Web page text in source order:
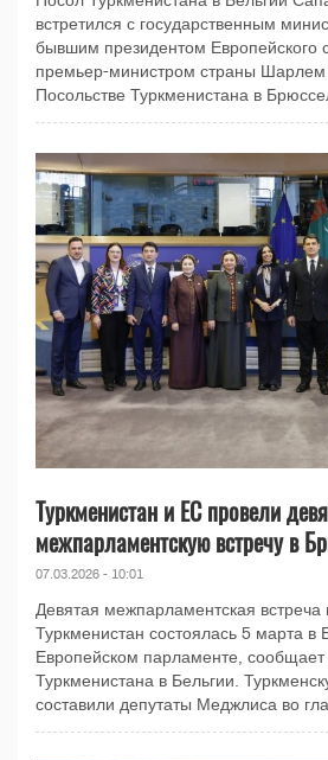
встретился с государственным
бывшим президентом Европейского
премьер-министром страны
Посольстве Туркменистана в
Туркменистан и ЕС провели
межпарламентскую встречу в
07.03.2026 - 10:01
Девятая межпарламентская
Туркменистан состоялась 5 марта в
Европейском парламенте, сообщает
Туркменистана в Бельгии.
составили депутаты Меджлиса во